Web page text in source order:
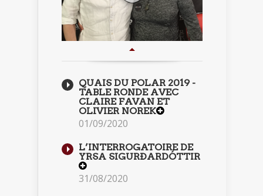
QUAIS DU POLAR 2019 -
TABLE RONDE AVEC
CLAIRE FAVAN ET
OLIVIER NOREK
01/09/2020
L’INTERROGATOIRE DE
YRSA SIGURÐARDÓTTIR
31/08/2020